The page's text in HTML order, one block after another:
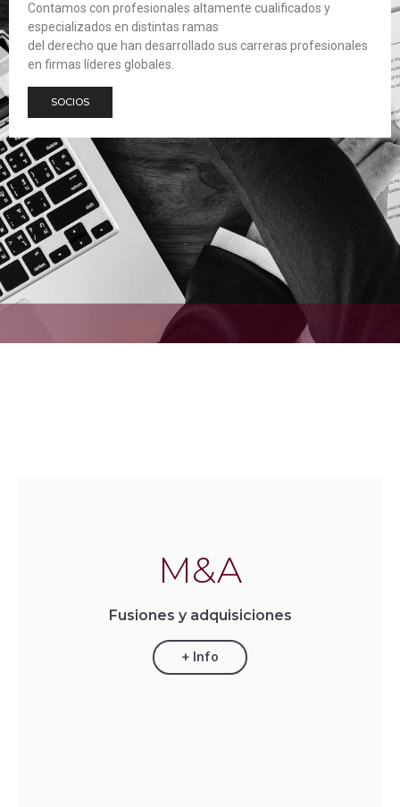
Contamos con profesionales altamente cualificados y
especializados en distintas ramas
del derecho que han desarrollado sus carreras profesionales
en firmas líderes globales.
SOCIOS
M&A
Fusiones y adquisiciones
+ Info